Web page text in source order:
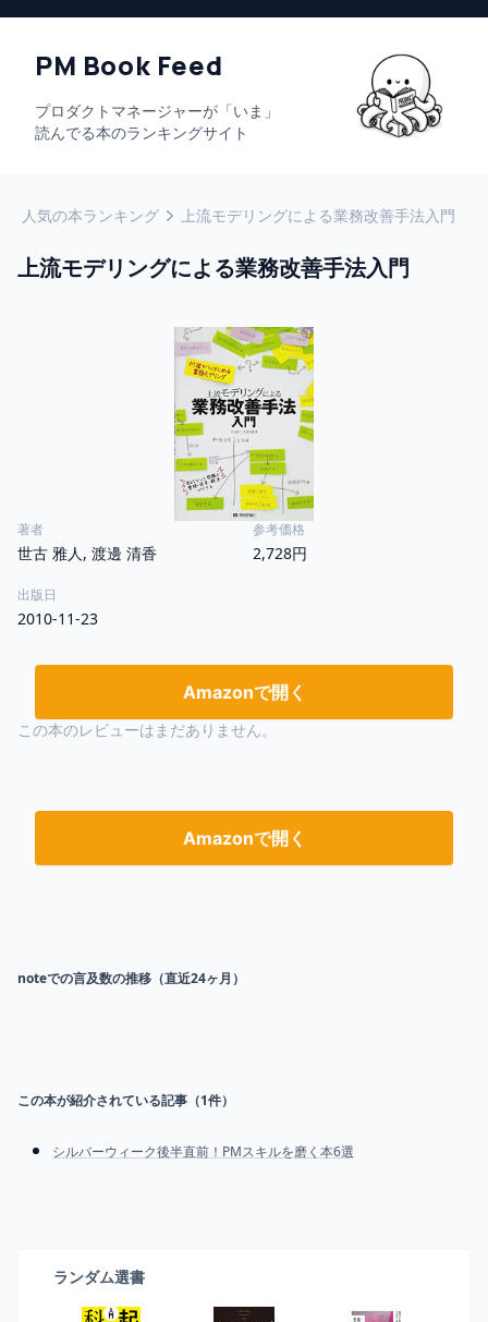
PM Book Feed
プロダクトマネージャーが「いま」
読んでる本のランキングサイト
人気の本ランキング 上流モデリングによる業務改善手法入門
上流モデリングによる業務改善手法入門
著者
世古 雅人, 渡邊 清香
参考価格
2,728円
出版日
2010-11-23
Amazonで開く
この本のレビューはまだありません。
Amazonで開く
noteでの言及数の推移（直近24ヶ月）
この本が紹介されている記事（1件）
シルバーウィーク後半直前！PMスキルを磨く本6選
ランダム選書